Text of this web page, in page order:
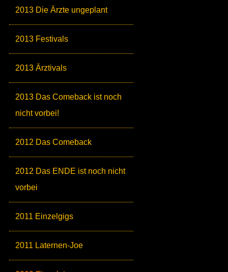
2013 Die Ärzte ungeplant
2013 Festivals
2013 Ärztivals
2013 Das Comeback ist noch
nicht vorbei!
2012 Das Comeback
2012 Das ENDE ist noch nicht
vorbei
2011 Einzelgigs
2011 Laternen-Joe